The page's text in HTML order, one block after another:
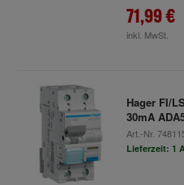
71,99 €
inkl. MwSt.
Hager FI/
30mA
Art.-Nr.
Lieferzeit: 1